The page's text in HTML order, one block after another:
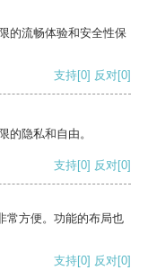
的流畅体验和安全性保
支持[0] 反对[0]
的隐私和自由。
支持[0] 反对[0]
常方便。功能的布局也
支持[0] 反对[0]